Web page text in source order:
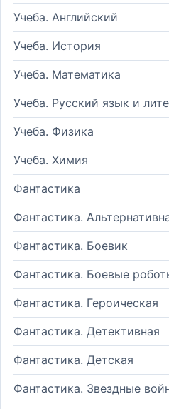
Учеба. Английский
Учеба. История
Учеба. Математика
Учеба. Русский язык и
Учеба. Физика
Учеба. Химия
Фантастика
Фантастика.
Фантастика. Боевик
Фантастика. Боевые
Фантастика. Героическая
Фантастика. Детективная
Фантастика. Детская
Фантастика. Звездные